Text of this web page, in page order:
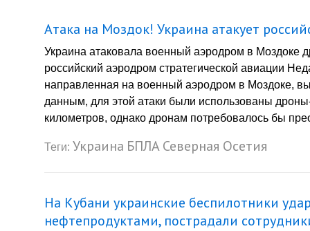
Атака на Моздок! Украина атакует
Украина атаковала военный аэродром в Моздоке
российский аэродром стратегической авиации
направленная на военный аэродром в Моздоке,
данным, для этой атаки были использованы
километров, однако дронам потребовалось бы
Теги: Украина БПЛАСеверная Осетия
На Кубани украинские беспилотники
нефтепродуктами, пострадали